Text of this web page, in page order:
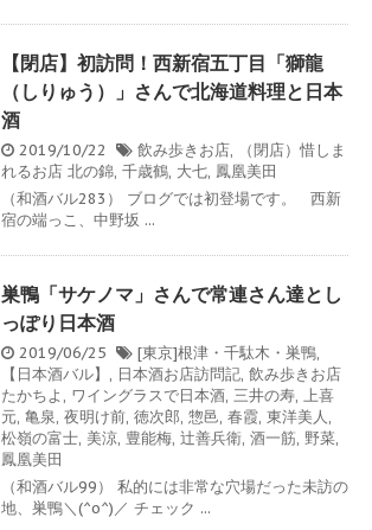
【閉店】初訪問！西新宿五丁目「獅龍
（しりゅう）」さんで北海道料理と日本
酒
2019/10/22 飲み歩きお店,
（閉店）惜しま
れるお店 北の錦, 千歳鶴, 大七, 鳳凰美田
（和酒バル283） ブログでは初登場です。 西新
宿の端っこ、中野坂 ...
巣鴨「サケノマ」さんで常連さん達とし
っぽり日本酒
2019/06/25 [東京]根津・千駄木・巣鴨,
【日本酒バル】 , 日本酒お店訪問記, 飲み歩きお店
たかちよ , ワイングラスで日本酒, 三井の寿, 上喜
元, 亀泉, 夜明け前, 徳次郎, 惣邑, 春霞, 東洋美人,
松嶺の富士, 美涼, 豊能梅, 辻善兵衛, 酒一筋, 野菜,
鳳凰美田
（和酒バル99） 私的には非常な穴場だった未訪の
地、巣鴨＼(^o^)／ チェック ...